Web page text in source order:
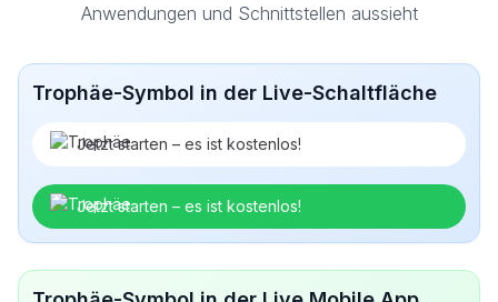
Anwendungen und Schnittstellen aussieht
Trophäe-Symbol in der Live-Schaltfläche
Jetzt starten – es ist kostenlos!
Jetzt starten – es ist kostenlos!